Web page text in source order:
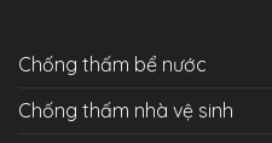
Chống thấm bể nước
Chống thấm nhà vệ sinh